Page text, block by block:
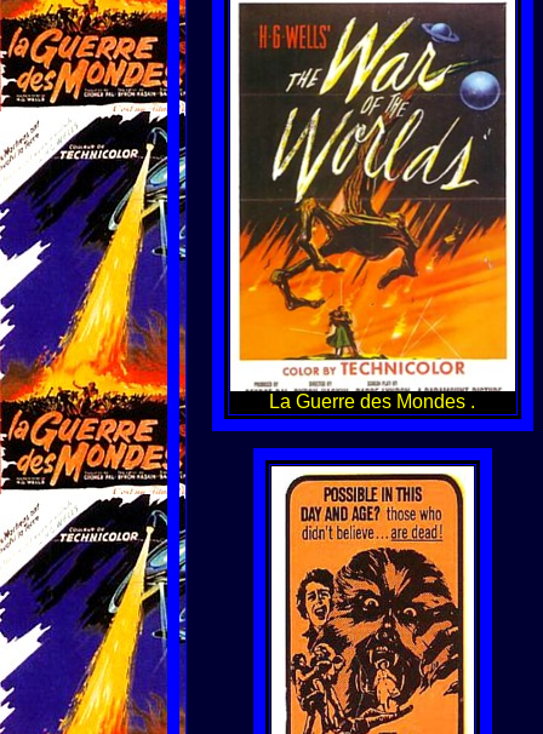
La Guerre des Mondes .